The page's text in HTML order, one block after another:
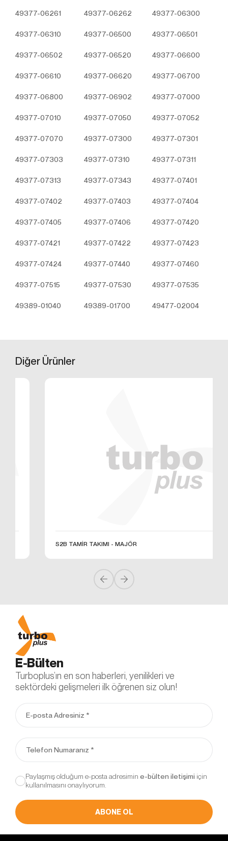
49377-06261 49377-06262 49377-06300
49377-06310 49377-06500 49377-06501
49377-06502 49377-06520 49377-06600
49377-06610 49377-06620 49377-06700
49377-06800 49377-06902 49377-07000
49377-07010 49377-07050 49377-07052
49377-07070 49377-07300 49377-07301
49377-07303 49377-07310 49377-07311
49377-07313 49377-07343 49377-07401
49377-07402 49377-07403 49377-07404
49377-07405 49377-07406 49377-07420
49377-07421 49377-07422 49377-07423
49377-07424 49377-07440 49377-07460
49377-07515 49377-07530 49377-07535
49389-01040 49389-01700 49477-02004
Diğer Ürünler
S2B TAMİR TAKIMI - MAJÖR
E-Bülten
Turboplus’ın en son haberleri, yenilikleri ve
sektördeki gelişmeleri ilk öğrenen siz olun!
ABONE OL
Paylaşmış olduğum e-posta adresimin
için
kullanılmasını onaylıyorum.